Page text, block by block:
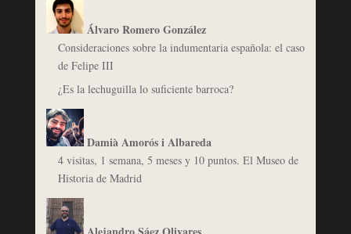
Álvaro Romero González
Consideraciones sobre la indumentaria española: el caso
de Felipe III
¿Es la lechuguilla lo suficiente barroca?
Damià Amorós i Albareda
4 visitas, 1 semana, 5 meses y 10 puntos. El Museo de
Historia de Madrid